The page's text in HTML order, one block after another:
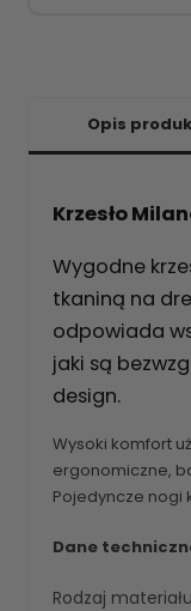
Opis
Krzesło
Wygodne
tkaniną na
odpowiada
jaki są
design.
Wysoki komfort
ergonomiczne,
Pojedyncze nogi
Dane
Rodzaj